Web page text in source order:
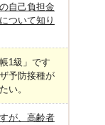
自己負担金
ついて知り
1級」です
予防接種が
い。
が、高齢者